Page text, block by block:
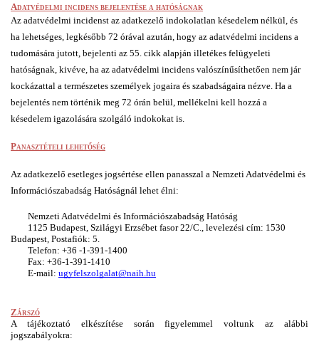
Adatvédelmi incidens bejelentése a hatóságnak
Az adatvédelmi incidenst az adatkezelő indokolatlan késedelem nélkül, és
ha lehetséges, legkésőbb 72 órával azután, hogy az adatvédelmi incidens a
tudomására jutott, bejelenti az 55. cikk alapján illetékes felügyeleti
hatóságnak, kivéve, ha az adatvédelmi incidens valószínűsíthetően nem jár
kockázattal a természetes személyek jogaira és szabadságaira nézve. Ha a
bejelentés nem történik meg 72 órán belül, mellékelni kell hozzá a
késedelem igazolására szolgáló indokokat is.
Panasztételi lehetőség
Az adatkezelő esetleges jogsértése ellen panasszal a Nemzeti Adatvédelmi és
Információszabadság Hatóságnál lehet élni:
Nemzeti Adatvédelmi és Információszabadság Hatóság
1125 Budapest, Szilágyi Erzsébet fasor 22/C., levelezési cím: 1530
Budapest, Postafiók: 5.
Telefon: +36 -1-391-1400
Fax: +36-1-391-1410
E-mail: ugyfelszolgalat@naih.hu
Zárszó
A tájékoztató elkészítése során figyelemmel voltunk az alábbi
jogszabályokra: